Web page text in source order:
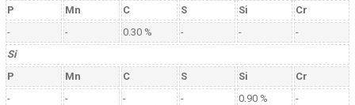
P
Mn C S Si
Cr
-
- 0.30 % - -
-
Si
P
Mn C S Si
Cr
-
- - - 0.90 %
-